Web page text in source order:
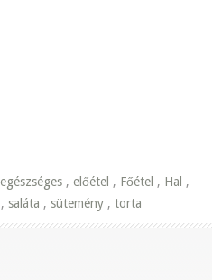
egészséges , előétel , Főétel , Hal ,
, saláta , sütemény , torta